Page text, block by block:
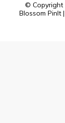
© Copyright
Blossom PinIt